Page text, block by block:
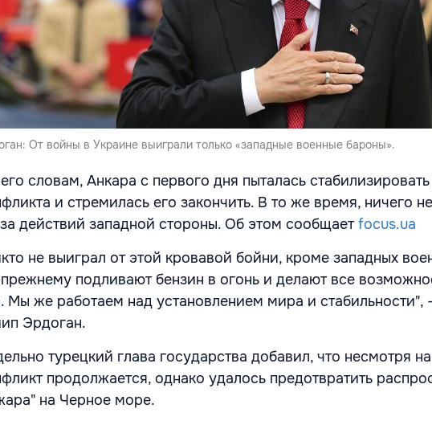
От войны в Украине выиграли только «западные военные бароны».
словам, Анкара с первого дня пыталась
и стремилась его закончить. В то же время, ничего
действий западной стороны. Об этом сообщаетfocus.ua
не выиграл от этой кровавой бойни, кроме западных
подливают бензин в огонь и делают все
Мы же работаем над установлением мира и стабильности",
Эрдоган.
турецкий глава государства добавил, что несмотря
продолжается, однако удалось предотвратить
на Черное море.